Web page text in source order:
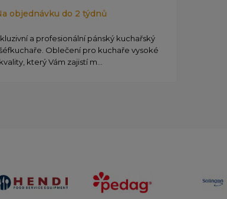
objednávku do 2 týdnů
a profesionální pánský kuchařský
Oblečení pro kuchaře vysoké
kvality, který Vám zajistí m...